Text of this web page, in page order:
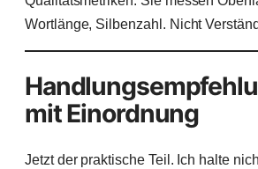
Wortlänge, Silbenzahl. Nicht
mit Einordnung
Jetzt der praktische Teil. Ich halte